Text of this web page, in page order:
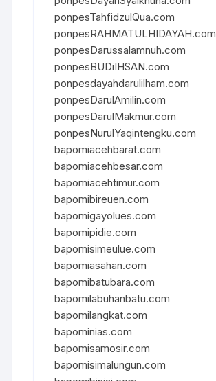
ponpesTahfidzulQua.com
ponpesRAHMATULHIDAYAH.com
ponpesDarussalamnuh.com
ponpesBUDiIHSAN.com
ponpesdayahdarulilham.com
ponpesDarulAmilin.com
ponpesDarulMakmur.com
ponpesNurulYaqintengku.com
bapomiacehbarat.com
bapomiacehbesar.com
bapomiacehtimur.com
bapomibireuen.com
bapomigayolues.com
bapomipidie.com
bapomisimeulue.com
bapomiasahan.com
bapomibatubara.com
bapomilabuhanbatu.com
bapomilangkat.com
bapominias.com
bapomisamosir.com
bapomisimalungun.com